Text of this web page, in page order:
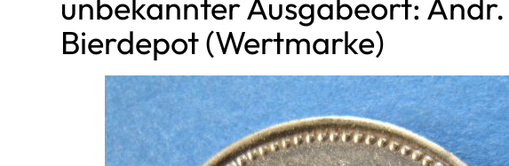
Bierdepot (Wertmarke)